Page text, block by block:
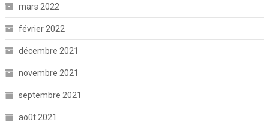
mars 2022
février 2022
décembre 2021
novembre 2021
septembre 2021
août 2021